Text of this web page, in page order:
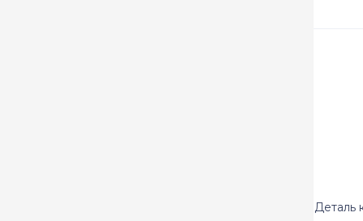
Деталь